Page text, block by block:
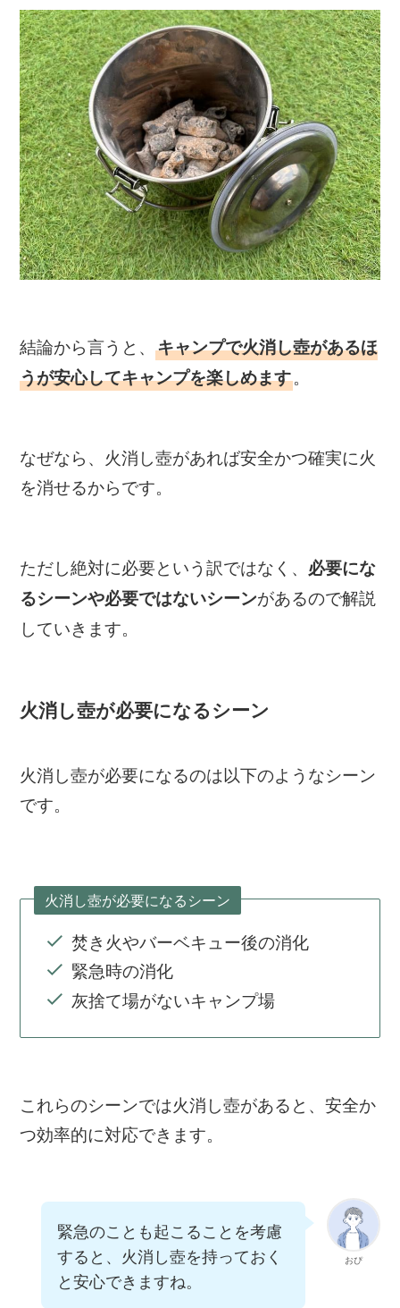
結論から言うと、キャンプで火消し壺があるほ
うが安心してキャンプを楽しめます。
なぜなら、火消し壺があれば安全かつ確実に火
を消せるからです。
ただし絶対に必要という訳ではなく、 必要にな
るシーンや必要ではないシーンがあるので解説
していきます。
火消し壺が必要になるシーン
火消し壺が必要になるのは以下のようなシーン
です。
火消し壺が必要になるシーン
焚き火やバーベキュー後の消化
緊急時の消化
灰捨て場がないキャンプ場
これらのシーンでは火消し壺があると、安全か
つ効率的に対応できます。
おぴ
緊急のことも起こることを考慮
すると、火消し壺を持っておく
と安心できますね。